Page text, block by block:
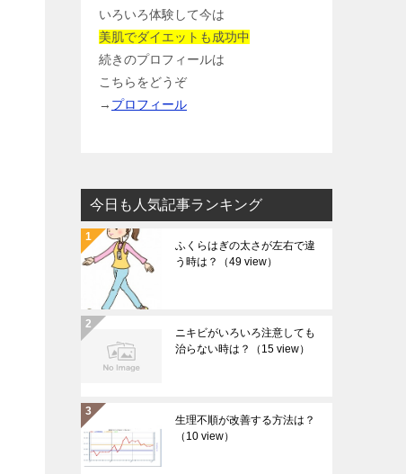
いろいろ体験して今は
美肌でダイエットも成功中
続きのプロフィールは
こちらをどうぞ
→ プロフィール
今日も人気記事ランキング
ふくらはぎの太さが左右で違
う時は？
（49 view）
ニキビがいろいろ注意しても
治らない時は？
（15 view）
生理不順が改善する方法は？
（10 view）